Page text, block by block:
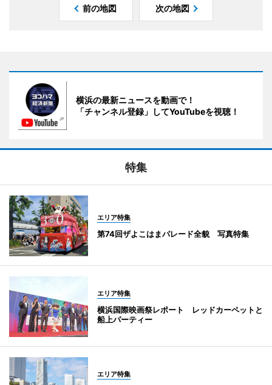
前の地図 次の地図
横浜の最新ニュースを動画で！
「チャンネル登録」してYouTubeを視聴！
特集
エリア特集
第74回ザよこはまパレード全貌 写真特集
エリア特集
横浜国際映画祭レポート レッドカーペットと
船上パーティー
エリア特集